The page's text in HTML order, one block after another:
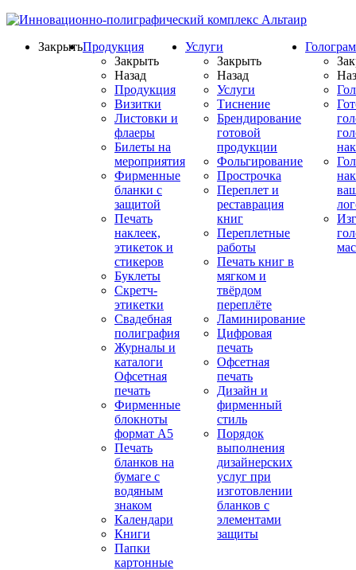
ЗакрытьПродукция
Закрыть
Назад
Продукция
Визитки
Листовки и
флаеры
Билеты на
мероприятия
Фирменные
бланки с
защитой
Печать
наклеек,
этикеток и
стикеров
Буклеты
Скретч-
этикетки
Свадебная
полиграфия
Журналы и
каталоги
Офсетная
печать
Фирменные
блокноты
формат А5
Печать
бланков на
бумаге с
водяным
знаком
Календари
Книги
Папки
картонные
Услуги
Закрыть
Назад
Услуги
Тиснение
Брендирование
готовой
продукции
Фольгирование
Прострочка
Переплет и
реставрация
книг
Переплетные
работы
Печать книг в
мягком и
твёрдом
переплёте
Ламинирование
Цифровая
печать
Офсетная
печать
Дизайн и
фирменный
стиль
Порядок
выполнения
дизайнерских
услуг при
изготовлении
бланков с
элементами
защиты